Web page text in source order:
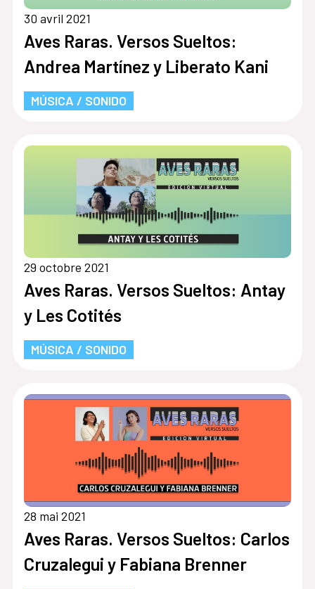
30 avril 2021
Aves Raras. Versos Sueltos:
Andrea Martínez y Liberato Kani
MÚSICA / SONIDO
29 octobre 2021
Aves Raras. Versos Sueltos: Antay
y Les Cotités
MÚSICA / SONIDO
28 mai 2021
Aves Raras. Versos Sueltos: Carlos
Cruzalegui y Fabiana Brenner